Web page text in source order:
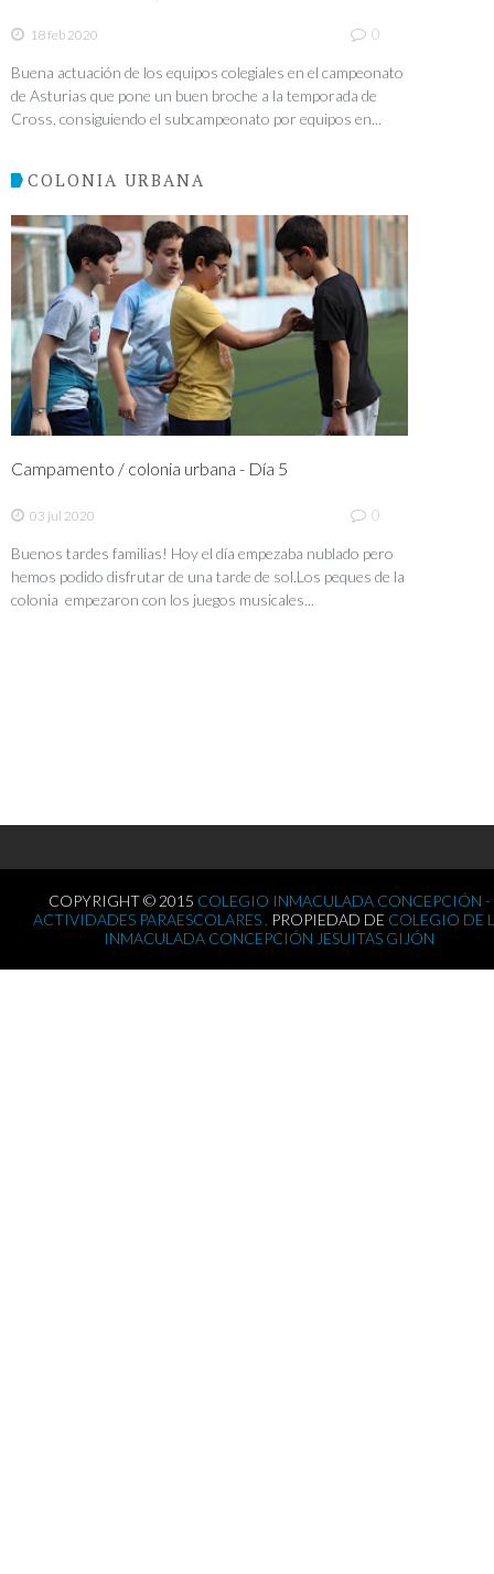
18 feb 2020 0
Buena actuación de los equipos colegiales en el campeonato
de Asturias que pone un buen broche a la temporada de
Cross, consiguiendo el subcampeonato por equipos en...
COLONIA URBANA
Campamento / colonia urbana - Día 5
03 jul 2020 0
Buenos tardes familias! Hoy el día empezaba nublado pero
hemos podido disfrutar de una tarde de sol.Los peques de la
colonia empezaron con los juegos musicales...
COPYRIGHT © 2015 COLEGIO INMACULADA CONCEPCIÓN -
ACTIVIDADES PARAESCOLARES . PROPIEDAD DE COLEGIO DE
INMACULADA CONCEPCIÓN JESUITAS GIJÓN